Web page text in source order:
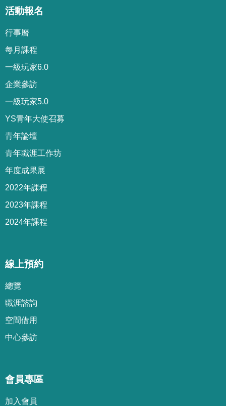
活動報名
行事曆
每月課程
一級玩家6.0
企業參訪
一級玩家5.0
YS青年大使召募
青年論壇
青年職涯工作坊
年度成果展
2022年課程
2023年課程
2024年課程
線上預約
總覽
職涯諮詢
空間借用
中心參訪
會員專區
加 入會 員